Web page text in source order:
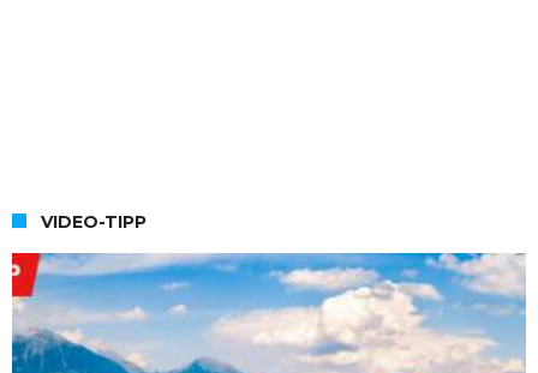
VIDEO-TIPP